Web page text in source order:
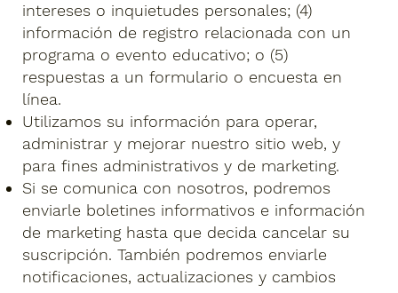
intereses o inquietudes personales; (4)
información de registro relacionada con un
programa o evento educativo; o (5)
respuestas a un formulario o encuesta en
línea.
Utilizamos su información para operar,
administrar y mejorar nuestro sitio web, y
para fines administrativos y de marketing.
Si se comunica con nosotros, podremos
enviarle boletines informativos e información
de marketing hasta que decida cancelar su
suscripción. También podremos enviarle
notificaciones, actualizaciones y cambios